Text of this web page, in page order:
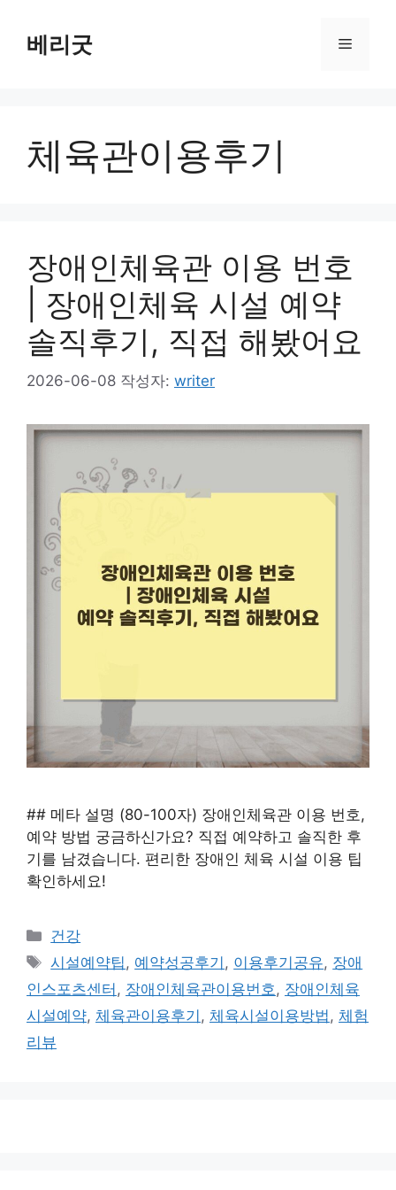
베리굿 메
체육관이용후기
장애인체육관 이용 번호
| 장애인체육 시설 예약
솔직후기, 직접 해봤어요
2026-06-08 작성자: writer
## 메타 설명 (80-100자) 장애인체육관 이용 번호,
예약 방법 궁금하신가요? 직접 예약하고 솔직한 후
기를 남겼습니다. 편리한 장애인 체육 시설 이용 팁
확인하세요!
카
테
고
리
건강
태
그
시설예약팁 , 예약성공후기 , 이용후기공유, 장애
인스포츠센터 , 장애인체육관이용번호 , 장애인체육
시설예약, 체육관이용후기 , 체육시설이용방법 , 체험
리뷰